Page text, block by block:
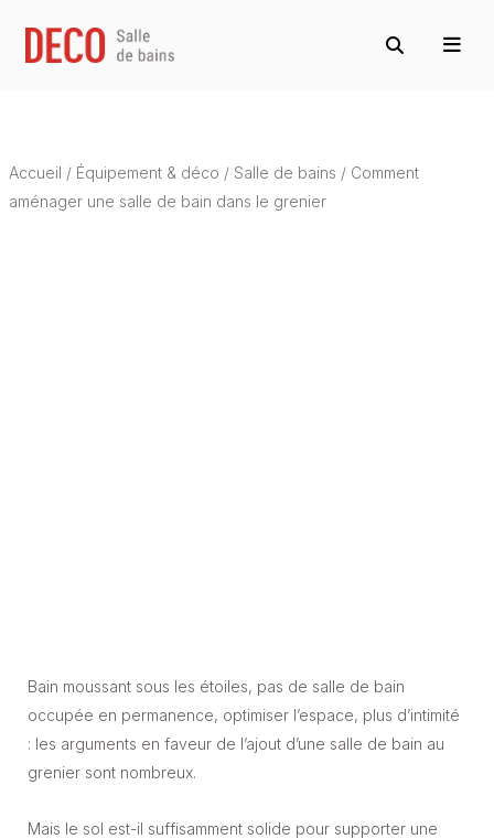
Accueil / Équipement & déco / Salle de bains / Comment
aménager une salle de bain dans le grenier
Bain moussant sous les étoiles, pas de salle de bain
occupée en permanence, optimiser l’espace, plus d’intimité
: les arguments en faveur de l’ajout d’une salle de bain au
grenier sont nombreux.
Mais le sol est-il suffisamment solide pour supporter une